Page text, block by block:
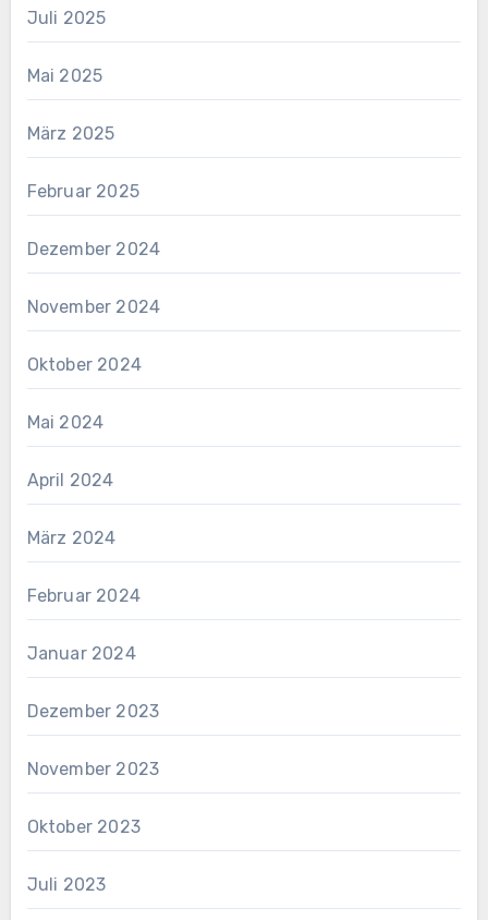
Juli 2025
Mai 2025
März 2025
Februar 2025
Dezember 2024
November 2024
Oktober 2024
Mai 2024
April 2024
März 2024
Februar 2024
Januar 2024
Dezember 2023
November 2023
Oktober 2023
Juli 2023